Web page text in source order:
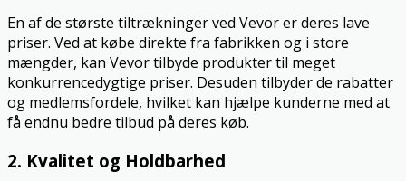
En af de største tiltrækninger ved Vevor er deres lave
priser. Ved at købe direkte fra fabrikken og i store
mængder, kan Vevor tilbyde produkter til meget
konkurrencedygtige priser. Desuden tilbyder de rabatter
og medlemsfordele, hvilket kan hjælpe kunderne med at
få endnu bedre tilbud på deres køb.
2. Kvalitet og Holdbarhed